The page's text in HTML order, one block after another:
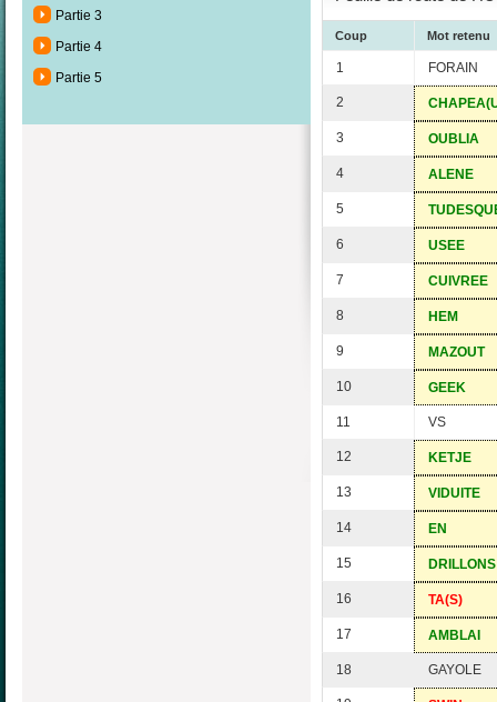
Partie 3
Partie 4
Partie 5
Coup Mot retenu
1 FORAIN
2
3 OUBLIA
4 ALENE
5
6 USEE
7 CUIVREE
8 HEM
9 MAZOUT
10 GEEK
11 VS
12 KETJE
13 VIDUITE
14 EN
15 DRILLONS
16 TA(S)
17 AMBLAI
18 GAYOLE